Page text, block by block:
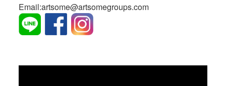
Email:artsome@artsomegroups.com